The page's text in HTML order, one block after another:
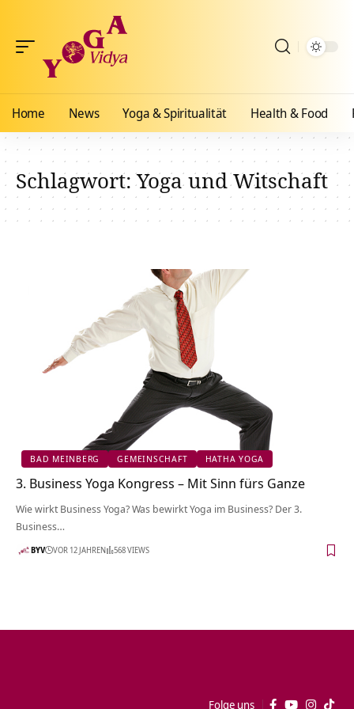
Home News Yoga & Spiritualität Health & Food
Schlagwort:Yoga und Witschaft
BAD MEINBERG GEMEINSCHAFT HATHA YOGA
3. Business Yoga Kongress – Mit Sinn fürs Ganze
Wie wirkt Business Yoga? Was bewirkt Yoga im Business? Der 3.
Business…
BYV VOR 12 JAHREN 568 VIEWS
Folge uns